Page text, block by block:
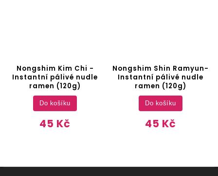
Nongshim Kim Chi -
Instantní pálivé nudle
ramen (120g)
45 Kč
Do košíku
Nongshim Shin Ramyun-
Instantní pálivé nudle
ramen (120g)
45 Kč
Do košíku